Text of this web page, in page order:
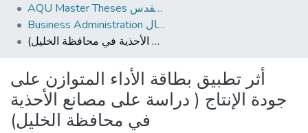
AQU Master Theses الرسائل الجامعية الخاصة بجامعة القدس
Business Administration إدارة الاعمال
أثر تطبيق بطاقة الأداء المتوازن على جودة الإنتاج ( دراسة على مصانع الأحذية في محافظة الخليل)
أثر تطبيق بطاقة الأداء المتوازن على
جودة الإنتاج ( دراسة على مصانع الأحذية
في محافظة الخليل)